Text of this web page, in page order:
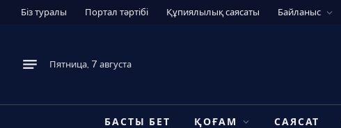
Біз туралы Портал тәртібі Құпиялылық саясаты Байланыс
Пятница, 7 августа
БАСТЫ БЕТ ҚОҒАМ САЯСАТ